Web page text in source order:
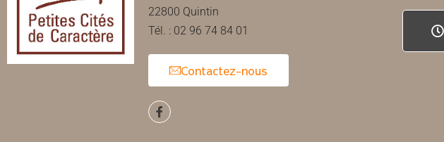
22800 Quintin
Tél. : 02 96 74 84 01
Contactez-nous